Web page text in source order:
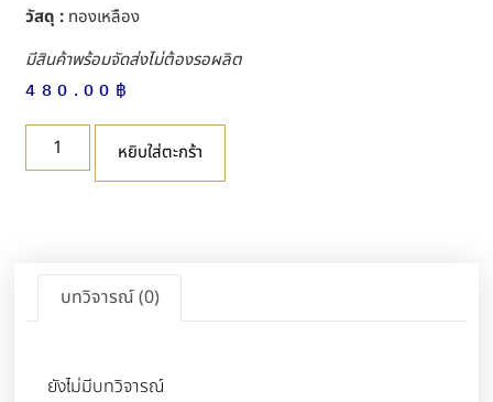
วัสดุ : ทองเหลือง
มีสินค้าพร้อมจัดส่งไม่ต้องรอผลิต
480.00 ฿
หยิบใส่ตะกร้า
บทวิจารณ์ (0)
ยังไม่มีบทวิจารณ์